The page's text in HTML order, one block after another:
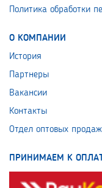
Политика обработки
О КОМПАНИИ
История
Партнеры
Вакансии
Контакты
Отдел оптовых продаж
ПРИНИМАЕМ К